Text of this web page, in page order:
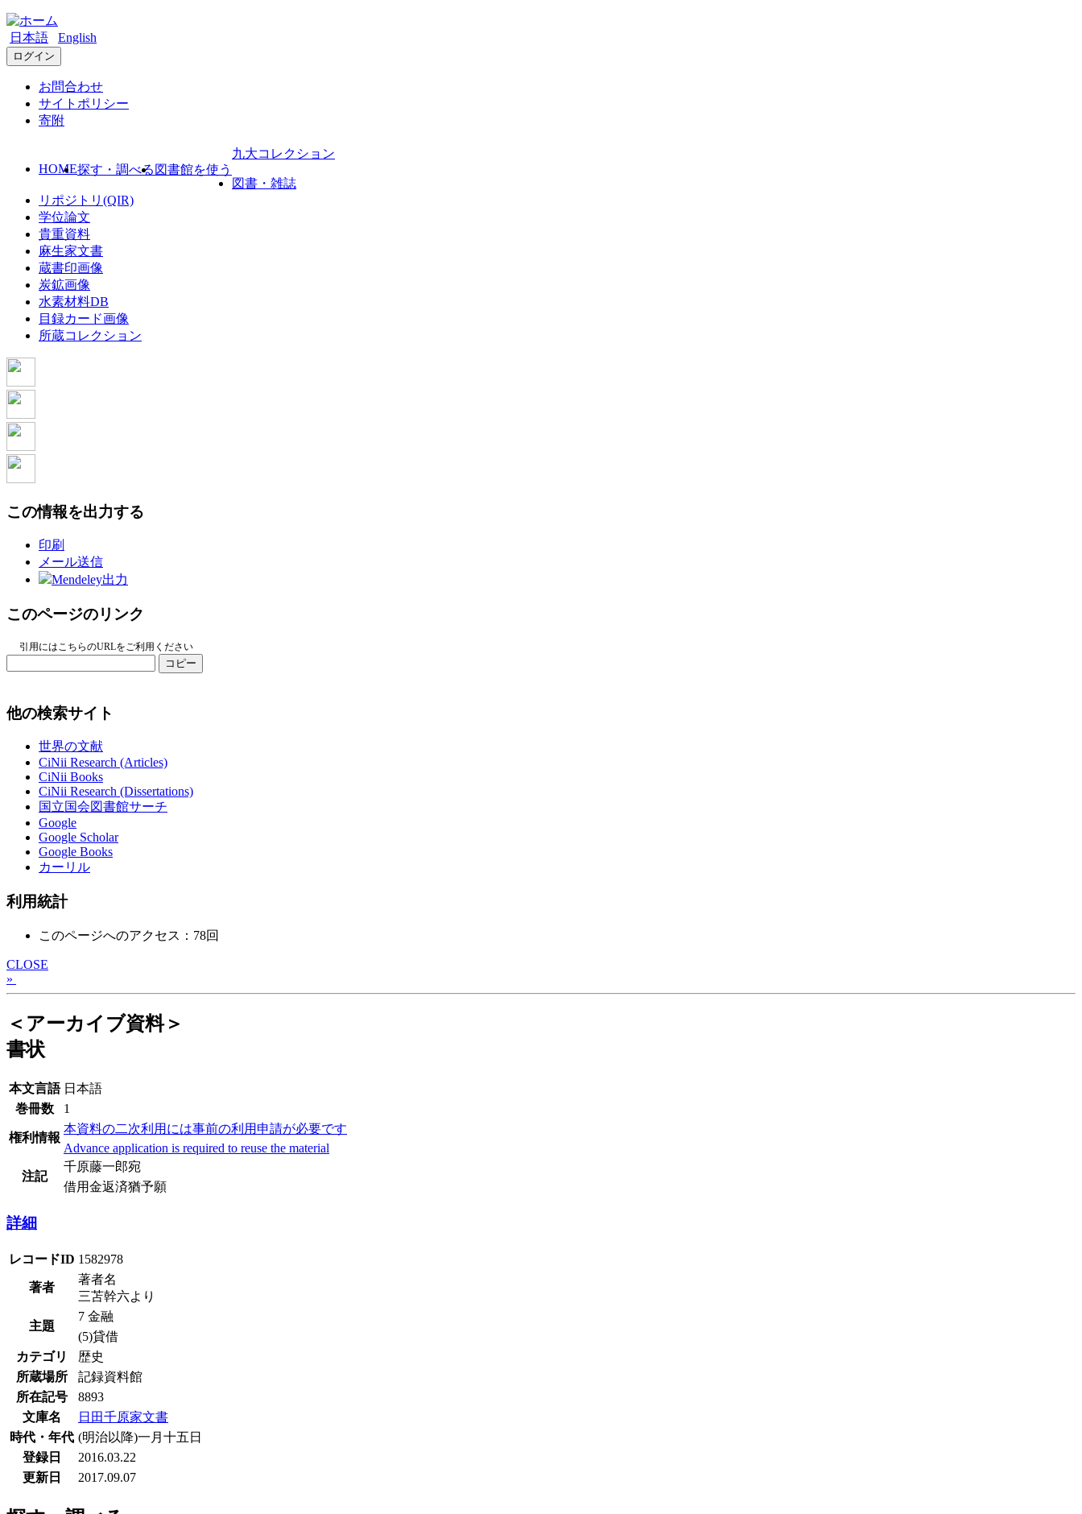
日本語 English
ログイン
お問合わせ
サイトポリシー
寄附
HOME探す・調べる 図書館を使う
九大コレクション
図書・雑誌
リポジトリ(QIR)
学位論文
貴重資料
麻生家文書
蔵書印画像
炭鉱画像
水素材料DB
目録カード画像
所蔵コレクション
この情報を出力する
印刷
メール送信
Mendeley出力
このページのリンク
引用にはこちらのURLをご利用ください
コピー
他の検索サイト
世界の文献
CiNii Research (Articles)
CiNii Books
CiNii Research (Dissertations)
国立国会図書館サーチ
Google
Google Scholar
Google Books
カーリル
利用統計
このページへのアクセス：78回
CLOSE
»
＜アーカイブ資料＞
書状
本文言語 日本語
巻冊数
1
権利情報
本資料の二次利用には事前の利用申請が必要です
Advance application is required to reuse the material
注記
千原藤一郎宛
借用金返済猶予願
詳細
レコードID 1582978
著者
著者名
三苫幹六より
主題
7 金融
(5)貸借
カテゴリ
歴史
所蔵場所
記録資料館
所在記号
8893
文庫名
日田千原家文書
時代・年代 (明治以降)一月十五日
登録日
2016.03.22
更新日
2017.09.07